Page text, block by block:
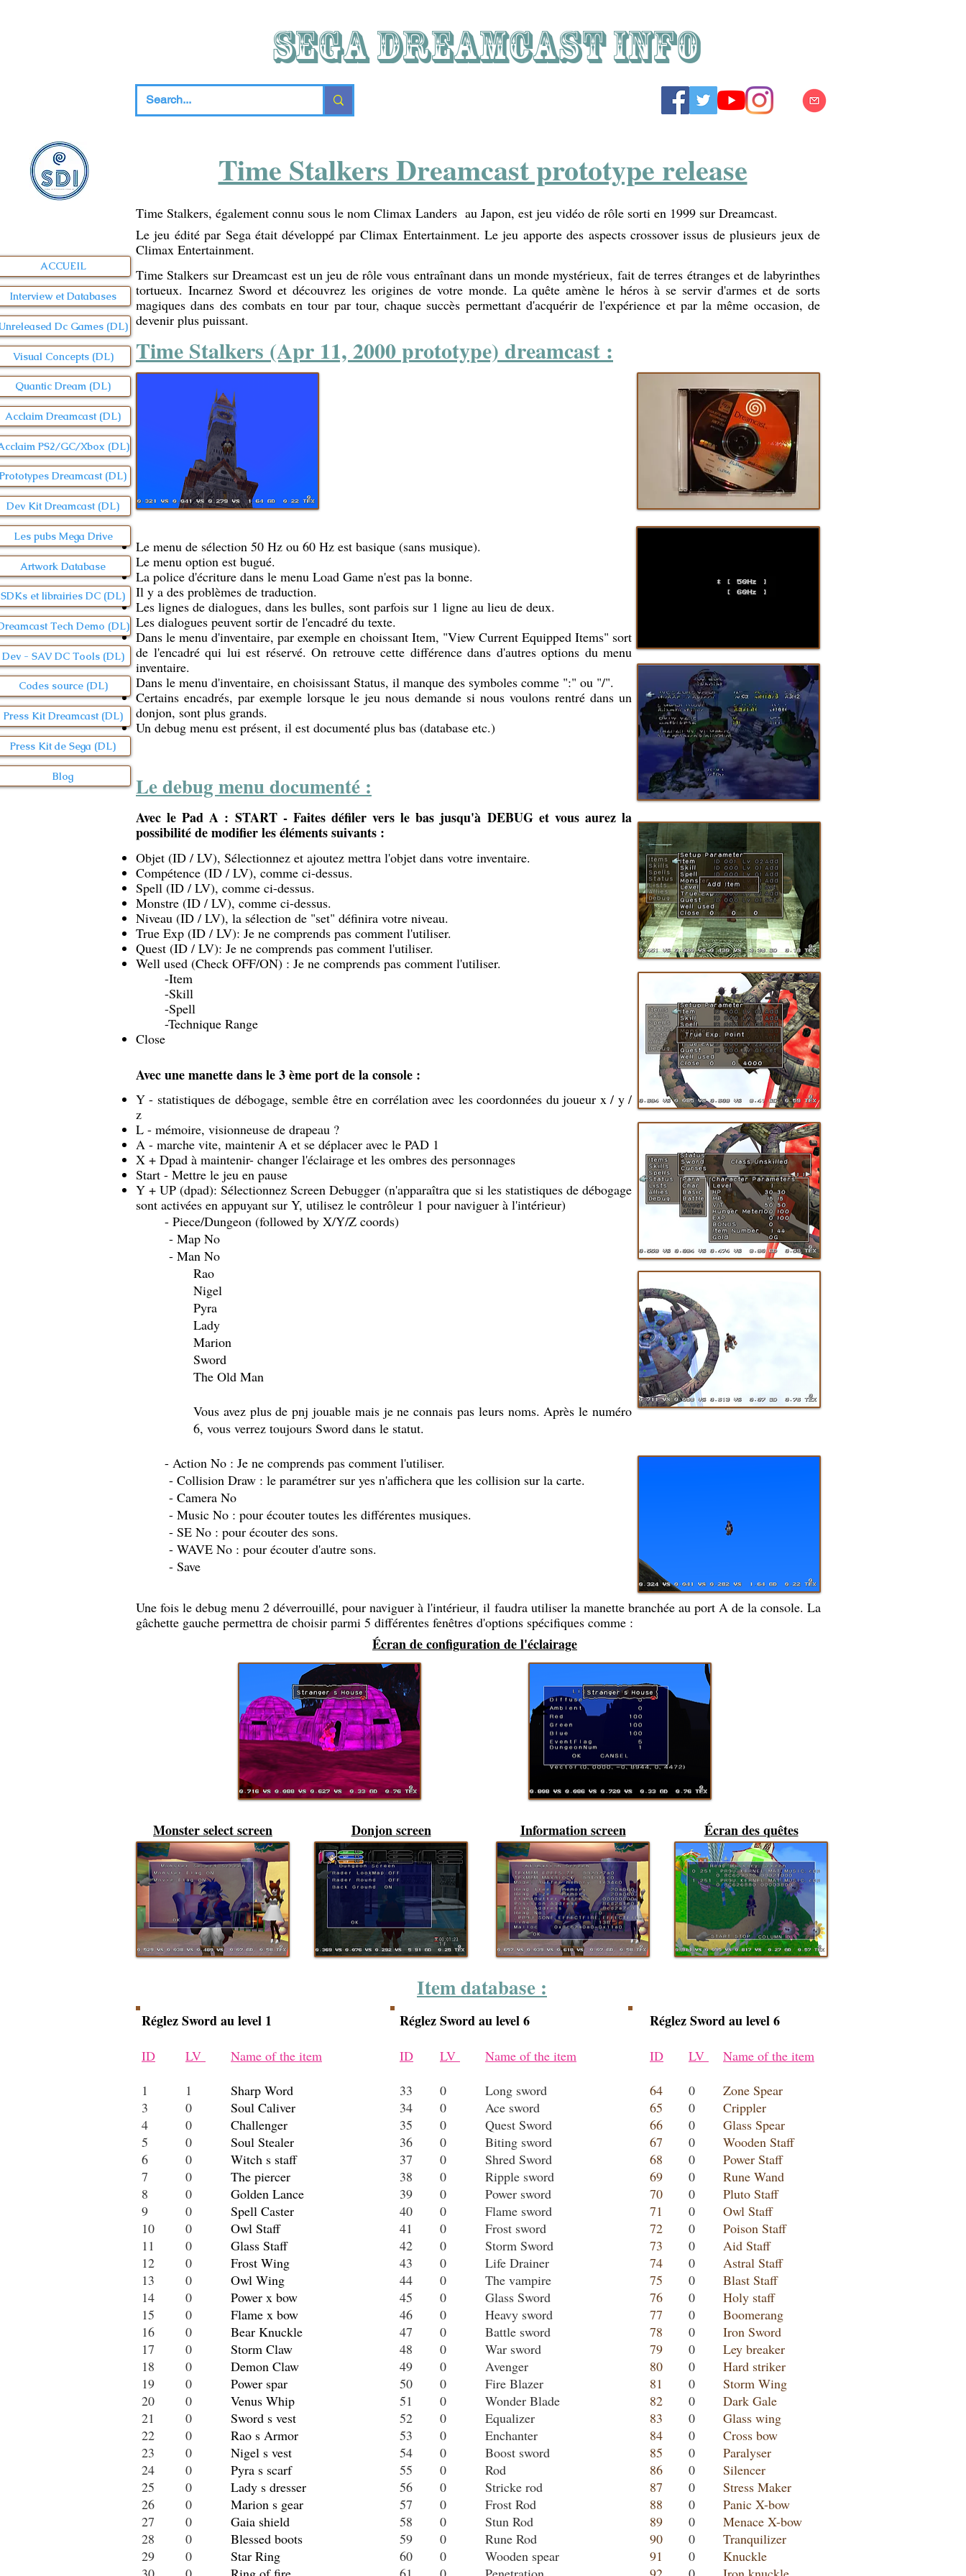
SEGA DREAMCAST iNFO
Time Stalkers Dreamcast prototype release
Time Stalkers, également connu sous le nom Climax Landers au Japon, est jeu vidéo de rôle sorti en 1999 sur Dreamcast.
Le jeu édité par Sega était développé par Climax Entertainment. Le jeu apporte des aspects crossover issus de plusieurs jeux de
Climax Entertainment.
Time Stalkers sur Dreamcast est un jeu de rôle vous entraînant dans un monde mystérieux, fait de terres étranges et de labyrinthes
tortueux. Incarnez Sword et découvrez les origines de votre monde. La quête amène le héros à se servir d'armes et de sorts
magiques dans des combats en tour par tour, chaque succès permettant d'acquérir de l'expérience et par la même occasion, de
devenir plus puissant.
Time Stalkers (Apr 11, 2000 prototype) dreamcast :
Le menu de sélection 50 Hz ou 60 Hz est basique (sans musique).
Le menu option est bugué.
La police d'écriture dans le menu Load Game n'est pas la bonne.
Il y a des problèmes de traduction.
Les lignes de dialogues, dans les bulles, sont parfois sur 1 ligne au lieu de deux.
Les dialogues peuvent sortir de l'encadré du texte.
Dans le menu d'inventaire, par exemple en choissant Item, "View Current Equipped Items" sort
de l'encadré qui lui est réservé. On retrouve cette différence dans d'autres options du menu
inventaire.
Dans le menu d'inventaire, en choisissant Status, il manque des symboles comme ":" ou "/".
Certains encadrés, par exemple lorsque le jeu nous demande si nous voulons rentré dans un
donjon, sont plus grands.
Un debug menu est présent, il est documenté plus bas (database etc.)
Le debug menu documenté :
Avec le Pad A : START - Faites défiler vers le bas jusqu'à DEBUG et vous aurez la
possibilité de modifier les éléments suivants :
Objet (ID / LV), Sélectionnez et ajoutez mettra l'objet dans votre inventaire.
Compétence (ID / LV), comme ci-dessus.
Spell (ID / LV), comme ci-dessus.
Monstre (ID / LV), comme ci-dessus.
Niveau (ID / LV), la sélection de "set" définira votre niveau.
True Exp (ID / LV): Je ne comprends pas comment l'utiliser.
Quest (ID / LV): Je ne comprends pas comment l'utiliser.
Well used (Check OFF/ON) : Je ne comprends pas comment l'utiliser.
-Item
-Skill
-Spell
-Technique Range
Close
Avec une manette dans le 3 ème port de la console :
Y - statistiques de débogage, semble être en corrélation avec les coordonnées du joueur x / y /
z
L - mémoire, visionneuse de drapeau ?
A - marche vite, maintenir A et se déplacer avec le PAD 1
X + Dpad à maintenir- changer l'éclairage et les ombres des personnages
Start - Mettre le jeu en pause
Y + UP (dpad): Sélectionnez Screen Debugger (n'apparaîtra que si les statistiques de débogage
sont activées en appuyant sur Y, utilisez le contrôleur 1 pour naviguer à l'intérieur)
- Piece/Dungeon (followed by X/Y/Z coords)
- Map No
- Man No
Rao
Nigel
Pyra
Lady
Marion
Sword
The Old Man
Vous avez plus de pnj jouable mais je ne connais pas leurs noms. Après le numéro
6, vous verrez toujours Sword dans le statut.
- Action No : Je ne comprends pas comment l'utiliser.
- Collision Draw : le paramétrer sur yes n'affichera que les collision sur la carte.
- Camera No
- Music No : pour écouter toutes les différentes musiques.
- SE No : pour écouter des sons.
- WAVE No : pour écouter d'autre sons.
- Save
Une fois le debug menu 2 déverrouillé, pour naviguer à l'intérieur, il faudra utiliser la manette branchée au port A de la console. La
gâchette gauche permettra de choisir parmi 5 différentes fenêtres d'options spécifiques comme :
Écran de configuration de l'éclairage
Monster select screen Donjon screen Information screen Écran des quêtes
Item database :
Réglez Sword au level 1
ID
1
3
4
5
6
7
8
9
10
11
12
13
14
15
16
17
18
19
20
21
22
23
24
25
26
27
28
29
LV
1
0
0
0
0
0
0
0
0
0
0
0
0
0
0
0
0
0
0
0
0
0
0
0
0
0
0
0
Name of the item
Sharp Word
Soul Caliver
Challenger
Soul Stealer
Witch s staff
The piercer
Golden Lance
Spell Caster
Owl Staff
Glass Staff
Frost Wing
Owl Wing
Power x bow
Flame x bow
Bear Knuckle
Storm Claw
Demon Claw
Power spar
Venus Whip
Sword s vest
Rao s Armor
Nigel s vest
Pyra s scarf
Lady s dresser
Marion s gear
Gaia shield
Blessed boots
Star Ring
Réglez Sword au level 6
ID
33
34
35
36
37
38
39
40
41
42
43
44
45
46
47
48
49
50
51
52
53
54
55
56
57
58
59
60
LV
0
0
0
0
0
0
0
0
0
0
0
0
0
0
0
0
0
0
0
0
0
0
0
0
0
0
0
0
Name of the item
Long sword
Ace sword
Quest Sword
Biting sword
Shred Sword
Ripple sword
Power sword
Flame sword
Frost sword
Storm Sword
Life Drainer
The vampire
Glass Sword
Heavy sword
Battle sword
War sword
Avenger
Fire Blazer
Wonder Blade
Equalizer
Enchanter
Boost sword
Rod
Stricke rod
Frost Rod
Stun Rod
Rune Rod
Wooden spear
Réglez Sword au level 6
ID
64
65
66
67
68
69
70
71
72
73
74
75
76
77
78
79
80
81
82
83
84
85
86
87
88
89
90
91
LV
0
0
0
0
0
0
0
0
0
0
0
0
0
0
0
0
0
0
0
0
0
0
0
0
0
0
0
0
Name of the item
Zone Spear
Crippler
Glass Spear
Wooden Staff
Power Staff
Rune Wand
Pluto Staff
Owl Staff
Poison Staff
Aid Staff
Astral Staff
Blast Staff
Holy staff
Boomerang
Iron Sword
Ley breaker
Hard striker
Storm Wing
Dark Gale
Glass wing
Cross bow
Paralyser
Silencer
Stress Maker
Panic X-bow
Menace X-bow
Tranquilizer
Knuckle
ACCUEIL
Interview et Databases
Dc Games (DL)
Visual Concepts (DL)
Quantic Dream (DL)
Acclaim Dreamcast (DL)
PS2/GC/Xbox (DL)
Prototypes Dreamcast (DL)
Dev Kit Dreamcast (DL)
Les pubs Mega Drive
Artwork Database
SDKs et librairies DC (DL)
Tech Demo (DL)
Dev - SAV DC Tools (DL)
Codes source (DL)
Press Kit Dreamcast (DL)
Press Kit de Sega (DL)
Blog